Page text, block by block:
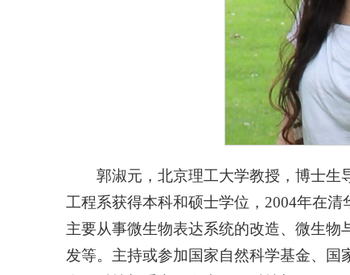
郭淑元，北京理工大学教授，博士生
工程系获得本科和硕士学位，2004年在清
主要从事微生物表达系统的改造、微生
发等。主持或参加国家自然科学基金、